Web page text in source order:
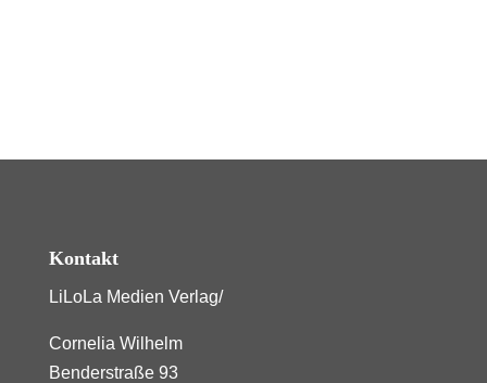
Kontakt
LiLoLa Medien Verlag/
Cornelia Wilhelm
Benderstraße 93